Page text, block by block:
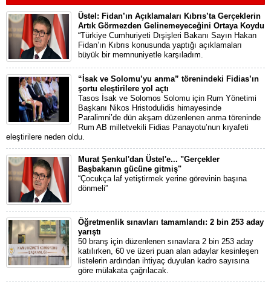
Üstel: Fidan’ın Açıklamaları Kıbrıs’ta Gerçeklerin
Artık Görmezden Gelinemeyeceğini Ortaya Koydu
“Türkiye Cumhuriyeti Dışişleri Bakanı Sayın Hakan
Fidan’ın Kıbrıs konusunda yaptığı açıklamaları
büyük bir memnuniyetle karşıladım.
“İsak ve Solomu’yu anma” törenindeki Fidias’ın
şortu eleştirilere yol açtı
Tasos İsak ve Solomos Solomu için Rum Yönetimi
Başkanı Nikos Hristodulidis himayesinde
Paralimni’de dün akşam düzenlenen anma töreninde
Rum AB milletvekili Fidias Panayotu’nun kıyafeti
eleştirilere neden oldu.
Murat Şenkul'dan Üstel'e... "Gerçekler
Başbakanın gücüne gitmiş"
“Çocukça laf yetiştirmek yerine görevinin başına
dönmeli”
Öğretmenlik sınavları tamamlandı: 2 bin 253 aday
yarıştı
50 branş için düzenlenen sınavlara 2 bin 253 aday
katılırken, 60 ve üzeri puan alan adaylar kesinleşen
listelerin ardından ihtiyaç duyulan kadro sayısına
göre mülakata çağrılacak.